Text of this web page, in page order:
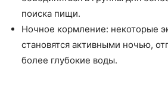
поиска пищи.
Ночное кормление: некоторые
становятся активными ночью,
более глубокие воды.